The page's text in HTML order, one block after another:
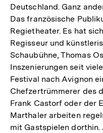
Deutschland. Ganz
Das französische
Regietheater. Es hat
Regisseur und
Schaubühne, Thomas
Inszenierungen seit
Festival nach Avignon
Chefzertrümmerer des
Frank Castorf oder der
Marthaler arbeiten
mit Gastspielen dorthin.